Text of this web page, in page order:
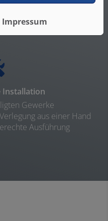
Installation
Gewerke
aus einer Hand
Ausführung
Impressum